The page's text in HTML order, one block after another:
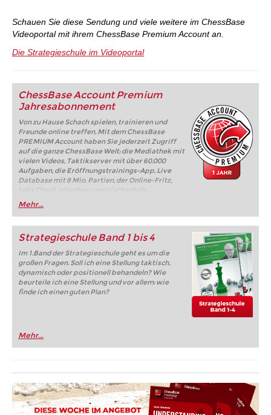
Schauen Sie diese Sendung und viele weitere im ChessBase
Videoportal mit ihrem ChessBase Premium Account an.
Die Strategieschule im Videoportal
ChessBase Account Premium
Jahresabonnement
Von zu Hause Schach spielen, trainieren und
Freunde online treffen. Mit dem ChessBase
PREMIUM Account haben Sie jederzeit Zugriff
auf die ganze ChessBase Welt: die Mediathek mit
vielen Videos, Taktikserver mit über 60.000
Aufgaben, die Eröffnungstrainings-App, Live
Database mit 8 Mio. Partien, der Online-Fritz,
Let's Check, playchess.com/schach.de, ...
Mehr...
Strategieschule Band 1 bis 4
Im 1.Band der Strategieschule geht es um die
großen Fragen. Soll ich eine Stellung taktisch,
dynamisch oder positionell behandeln? Wie
beurteile ich eine Stellung und vor allem: wie
finde ich einen guten Plan?
Mehr...